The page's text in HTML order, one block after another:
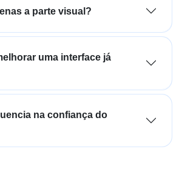
a parte visual?
uma interface já
na confiança do